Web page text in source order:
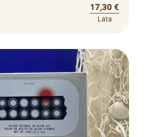
17,30 €
Lata